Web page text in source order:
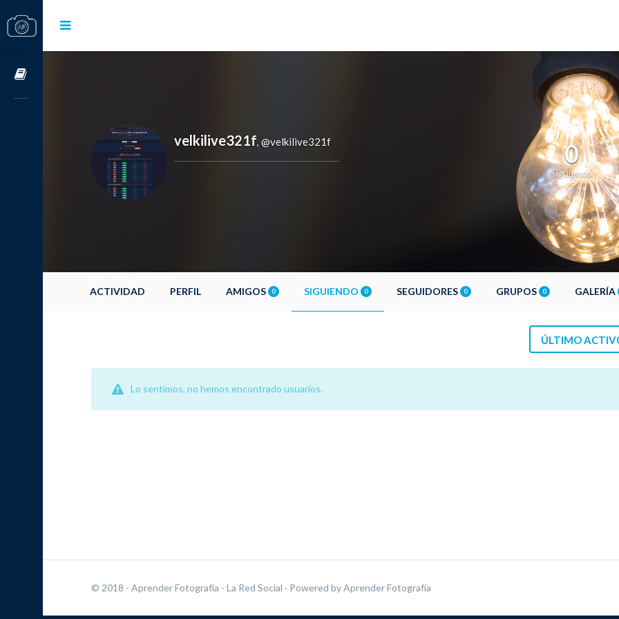
velkilive321f, @velkilive321f 0
Siguiendo
ACTIVIDAD PERFIL AMIGOS 0 SIGUIENDO 0 SEGUIDORES 0 GRUPOS 0 GALERÍA
ÚLTIMO
Lo sentimos, no hemos encontrado usuarios.
© 2018 - Aprender Fotografía - La Red Social · Powered byAprender Fotografía